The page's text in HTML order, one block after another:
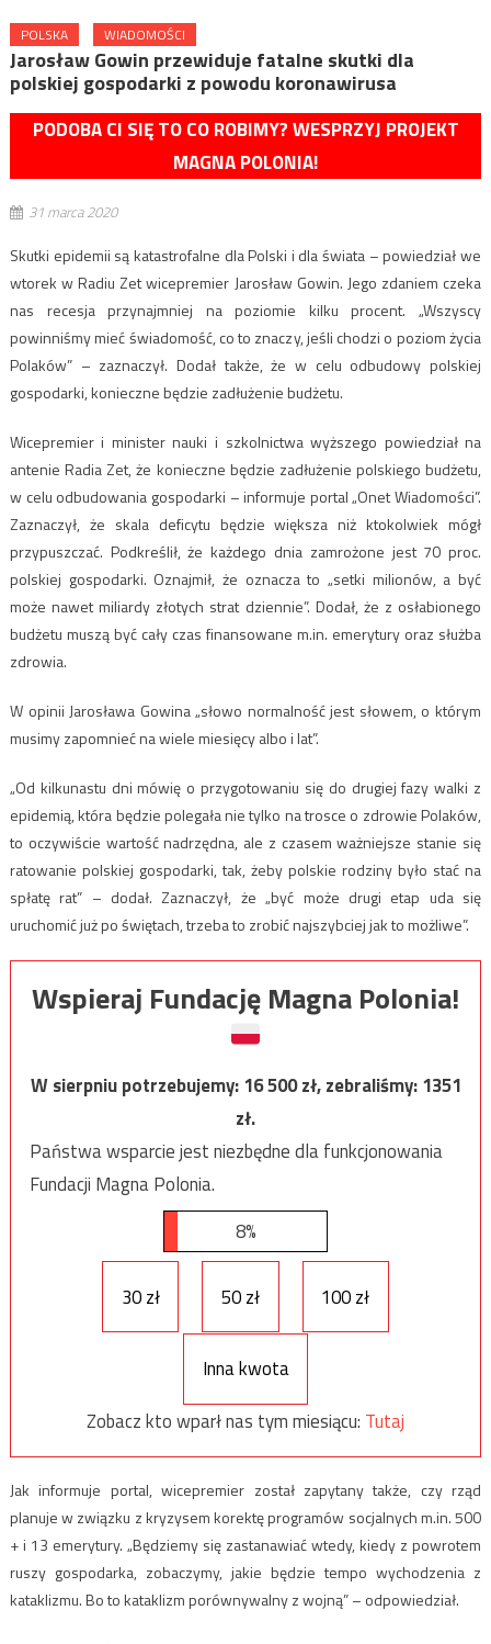
POLSKA WIADOMOŚCI
Jarosław Gowin przewiduje fatalne skutki dla
polskiej gospodarki z powodu koronawirusa
PODOBA CI SIĘ TO CO ROBIMY? WESPRZYJ PROJEKT
MAGNA POLONIA!
31 marca 2020
Skutki epidemii są katastrofalne dla Polski i dla świata – powiedział we
wtorek w Radiu Zet wicepremier Jarosław Gowin. Jego zdaniem czeka
nas recesja przynajmniej na poziomie kilku procent. „Wszyscy
powinniśmy mieć świadomość, co to znaczy, jeśli chodzi o poziom życia
Polaków” – zaznaczył. Dodał także, że w celu odbudowy polskiej
gospodarki, konieczne będzie zadłużenie budżetu.
Wicepremier i minister nauki i szkolnictwa wyższego powiedział na
antenie Radia Zet, że konieczne będzie zadłużenie polskiego budżetu,
w celu odbudowania gospodarki – informuje portal „Onet Wiadomości”.
Zaznaczył, że skala deficytu będzie większa niż ktokolwiek mógł
przypuszczać. Podkreślił, że każdego dnia zamrożone jest 70 proc.
polskiej gospodarki. Oznajmił, że oznacza to „setki milionów, a być
może nawet miliardy złotych strat dziennie”. Dodał, że z osłabionego
budżetu muszą być cały czas finansowane m.in. emerytury oraz służba
zdrowia.
W opinii Jarosława Gowina „słowo normalność jest słowem, o którym
musimy zapomnieć na wiele miesięcy albo i lat”.
„Od kilkunastu dni mówię o przygotowaniu się do drugiej fazy walki z
epidemią, która będzie polegała nie tylko na trosce o zdrowie Polaków,
to oczywiście wartość nadrzędna, ale z czasem ważniejsze stanie się
ratowanie polskiej gospodarki, tak, żeby polskie rodziny było stać na
spłatę rat” – dodał. Zaznaczył, że „być może drugi etap uda się
uruchomić już po świętach, trzeba to zrobić najszybciej jak to możliwe”.
Wspieraj Fundację Magna Polonia!
W sierpniu potrzebujemy:16 500zł, zebraliśmy:1351
zł.
Państwa wsparcie jest niezbędne dla funkcjonowania
Fundacji Magna Polonia.
8%
30 zł 50 zł 100 zł
Inna kwota
Zobacz kto wparł nas tym miesiącu: Tutaj
Jak informuje portal, wicepremier został zapytany także, czy rząd
planuje w związku z kryzysem korektę programów socjalnych m.in. 500
+ i 13 emerytury. „Będziemy się zastanawiać wtedy, kiedy z powrotem
ruszy gospodarka, zobaczymy, jakie będzie tempo wychodzenia z
kataklizmu. Bo to kataklizm porównywalny z wojną” – odpowiedział.